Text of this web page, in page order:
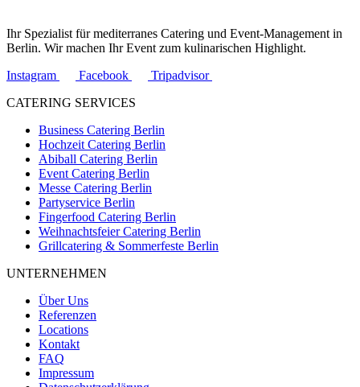
Ihr Spezialist für mediterranes Catering und Event-Management in
Berlin. Wir machen Ihr Event zum kulinarischen Highlight.
Instagram
Facebook
Tripadvisor
CATERING SERVICES
Business Catering Berlin
Hochzeit Catering Berlin
Abiball Catering Berlin
Event Catering Berlin
Messe Catering Berlin
Partyservice Berlin
Fingerfood Catering Berlin
Weihnachtsfeier Catering Berlin
Grillcatering & Sommerfeste Berlin
UNTERNEHMEN
Über Uns
Referenzen
Locations
Kontakt
FAQ
Impressum